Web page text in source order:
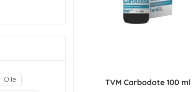
TVM Carbodote 100 ml
Olie